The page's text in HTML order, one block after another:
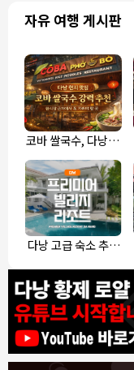
자유 여행 게시판
코바 쌀국수, 다낭 한
시장 근처 맛집
다낭 고급 숙소 추천
풀빌라